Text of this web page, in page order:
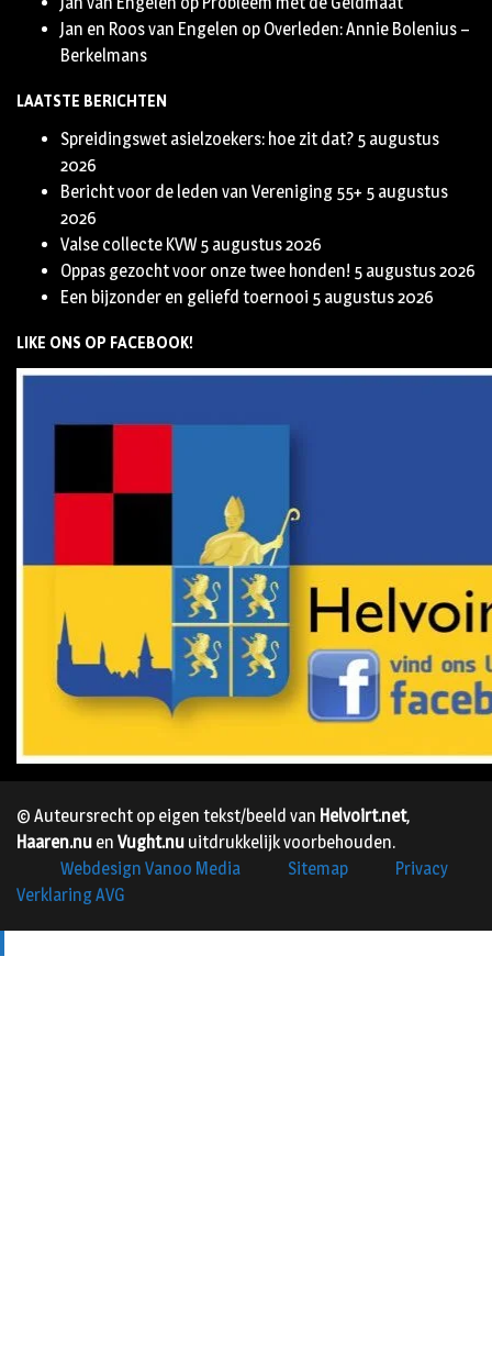
Jan en Roos van Engelen op Overleden: Annie Bolenius –
Berkelmans
LAATSTE BERICHTEN
Spreidingswet asielzoekers: hoe zit dat? 5 augustus
2026
Bericht voor de leden van Vereniging 55+ 5 augustus
2026
Valse collecte KVW 5 augustus 2026
Oppas gezocht voor onze twee honden! 5 augustus 2026
Een bijzonder en geliefd toernooi 5 augustus 2026
LIKE ONS OP FACEBOOK!
© Auteursrecht op eigen tekst/beeld van Helvoirt.net,
Haaren.nu en Vught.nu uitdrukkelijk voorbehouden.
Webdesign Vanoo Media
Sitemap
Privacy
Verklaring AVG